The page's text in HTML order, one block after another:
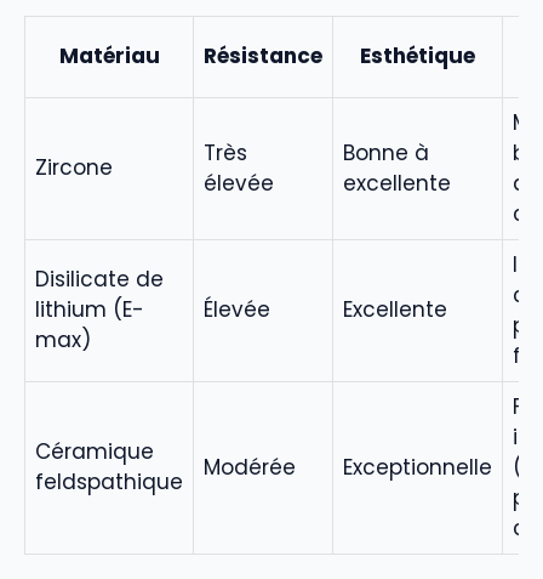
Matériau Résistance Esthétique
Zircone
Très
élevée
Bonne à
excellente
Disilicate de
lithium (E-
max)
Élevée Excellente
Céramique
feldspathique
Modérée Exceptionnelle